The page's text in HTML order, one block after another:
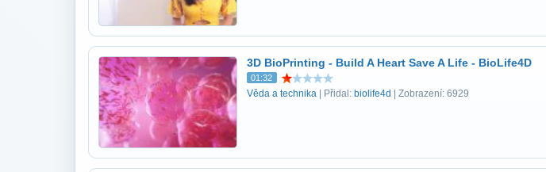
3D BioPrinting - Build A Heart Save A Life - BioLife4D
01:32
Věda a technika | Přidal: biolife4d | Zobrazení: 6929